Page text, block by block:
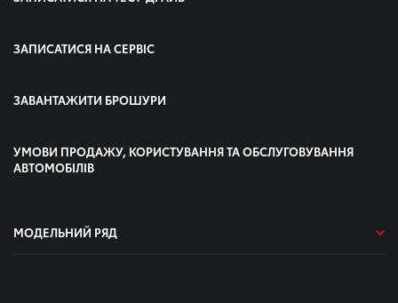
ЗАПИСАТИСЯ НА СЕРВІС
ЗАВАНТАЖИТИ БРОШУРИ
УМОВИ ПРОДАЖУ, КОРИСТУВАННЯ ТА ОБСЛУГОВУВАННЯ
АВТОМОБІЛІВ
МОДЕЛЬНИЙ РЯД